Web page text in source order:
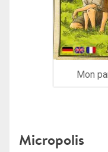
Mon
Micropolis